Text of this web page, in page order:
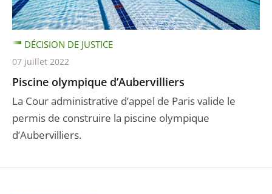
Piscine olympique d’Aubervilliers
La Cour administrative d’appel de Paris valide le
permis de construire la piscine olympique
d’Aubervilliers.
DÉCISION DE JUSTICE
07 juillet 2022